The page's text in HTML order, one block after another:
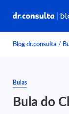
Blog dr.consulta /
Bulas
Bula do